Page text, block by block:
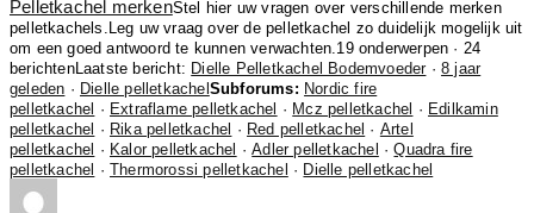
Pelletkachel merkenStel hier uw vragen over verschillende merken
pelletkachels.Leg uw vraag over de pelletkachel zo duidelijk mogelijk uit
om een goed antwoord te kunnen verwachten. 19 onderwerpen · 24
berichtenLaatste bericht: Dielle Pelletkachel Bodemvoeder·8 jaar
geleden · Dielle pelletkachel Subforums: Nordic fire
pelletkachel
· Extraflame pelletkachel · Mcz pelletkachel · Edilkamin
pelletkachel
· Rika pelletkachel · Red pelletkachel · Artel
pelletkachel
· Kalor pelletkachel ·Adler pelletkachel ·Quadra fire
pelletkachel
·Thermorossi pelletkachel · Dielle pelletkachel